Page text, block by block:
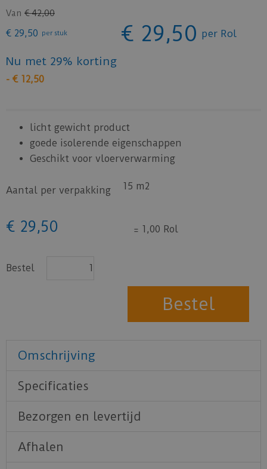
Van € 42,00
€ 29,50 per stuk € 29,50 per Rol
Nu met 29% korting
- € 12,50
licht gewicht product
goede isolerende eigenschappen
Geschikt voor vloerverwarming
Aantal per verpakking 15 m2
€ 29,50 = 1,00 Rol
Bestel
Omschrijving
Specificaties
Bezorgen en levertijd
Afhalen